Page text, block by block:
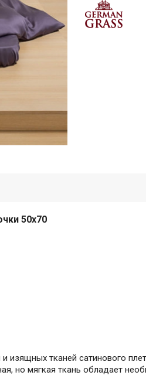
50х70
изящных тканей сатинового
но мягкая ткань обладает